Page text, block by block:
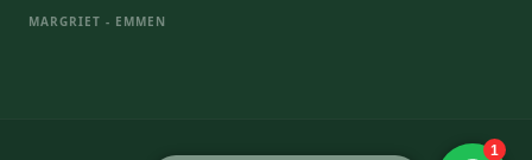
MARGRIET - EMMEN